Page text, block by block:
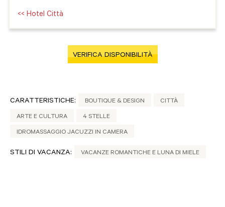
<< Hotel Città
VERIFICA DISPONIBILITÀ
CARATTERISTICHE: BOUTIQUE & DESIGN CITTÀ
ARTE E CULTURA 4 STELLE
IDROMASSAGGIO JACUZZI IN CAMERA
STILI DI VACANZA: VACANZE ROMANTICHE E LUNA DI MIELE